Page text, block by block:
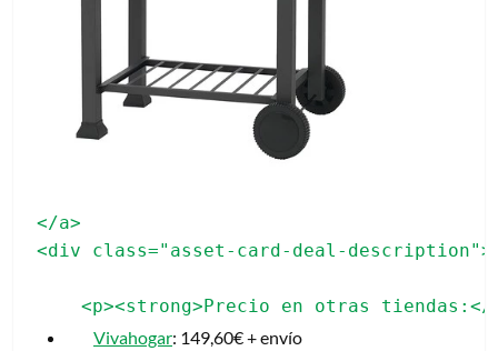
</a>
<div class="asset-card-deal-description">
Vivahogar: 149,60€ + envío